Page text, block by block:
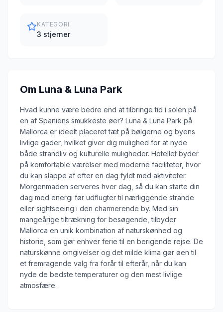
KATEGORI
3 stjerner
Om Luna & Luna Park
Hvad kunne være bedre end at tilbringe tid i solen på
en af Spaniens smukkeste øer? Luna & Luna Park på
Mallorca er ideelt placeret tæt på bølgerne og byens
livlige gader, hvilket giver dig mulighed for at nyde
både strandliv og kulturelle muligheder. Hotellet byder
på komfortable værelser med moderne faciliteter, hvor
du kan slappe af efter en dag fyldt med aktiviteter.
Morgenmaden serveres hver dag, så du kan starte din
dag med energi før udflugter til nærliggende strande
eller sightseeing i den charmerende by. Med sin
mangeårige tiltrækning for besøgende, tilbyder
Mallorca en unik kombination af naturskønhed og
historie, som gør enhver ferie til en berigende rejse. De
naturskønne omgivelser og det milde klima gør øen til
et fremragende valg fra forår til efterår, når du kan
nyde de bedste temperaturer og den mest livlige
atmosfære.